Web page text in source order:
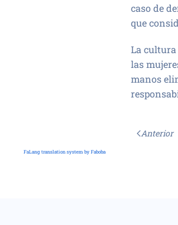
caso de
que
La cultura
las
manos
Anterior
FaLang translation system by Faboba